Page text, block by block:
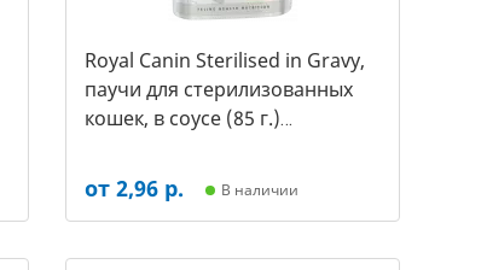
Royal Canin Sterilised in Gravy,
паучи для стерилизованных
кошек, в соусе (85 г.)
от 2,96 р. В наличии